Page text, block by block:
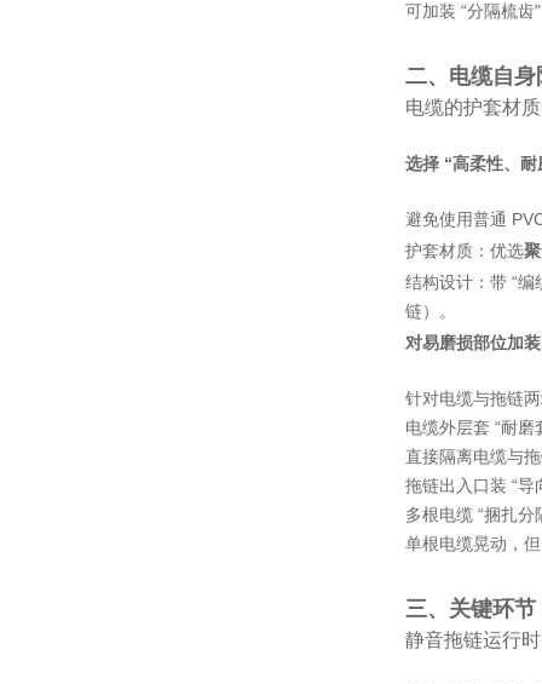
可加装 “分隔梳
二、电缆自
电缆的护套材
选择 “高柔性、
避免使用普通
护套材质：优选
结构设计：带 “
链）。
对易磨损部位加
针对电缆与拖链
电缆外层套 “耐
直接隔离电缆与
拖链出入口装 “
多根电缆 “捆扎
单根电缆晃动，
三、关键环
静音拖链运行